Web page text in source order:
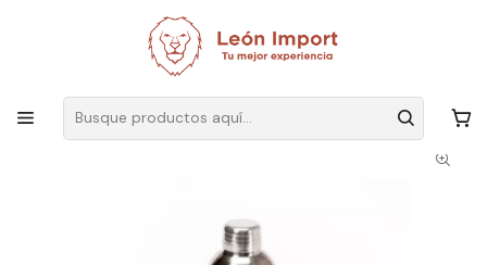
Envíos GRATIS
Cocina Utensilios
Set Kit Barman Completo Coctelera Tragos Bebidas